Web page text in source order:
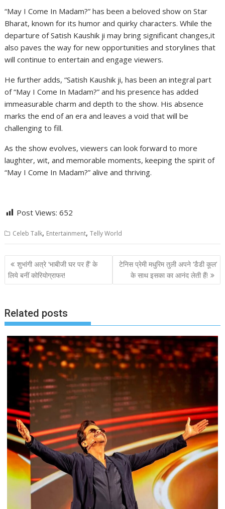
“May I Come In Madam?” has been a beloved show on Star
Bharat, known for its humor and quirky characters. While the
departure of Satish Kaushik ji may bring significant changes,it
also paves the way for new opportunities and storylines that
will continue to entertain and engage viewers.
He further adds, “Satish Kaushik ji, has been an integral part
of “May I Come In Madam?” and his presence has added
immeasurable charm and depth to the show. His absence
marks the end of an era and leaves a void that will be
challenging to fill.
As the show evolves, viewers can look forward to more
laughter, wit, and memorable moments, keeping the spirit of
“May I Come In Madam?” alive and thriving.
Post Views: 652
Celeb Talk, Entertainment,Telly World
Post
navigation
शुभांगी अत्रे ‘भाबीजी घर पर हैं‘ के
लिये बनीं कोरियोग्राफर!
टेनिस प्रेमी मधुरिम तुली अपने ‘डैडी कूल’
के साथ इसका का आनंद लेती हैं!
Related posts